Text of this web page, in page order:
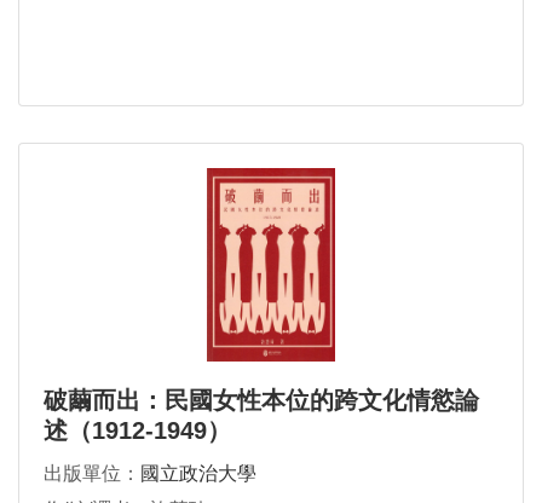
破繭而出：民國女性本位的跨文化情慾論
述（1912-1949）
出版單位： 國立政治大學